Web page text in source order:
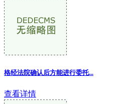
格经法院确认后方能进行委托...
查看详情